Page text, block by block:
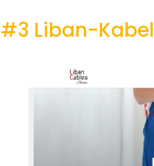
#3 Liban-Kabel